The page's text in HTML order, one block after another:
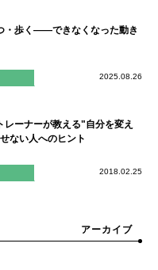
・歩く——できなくなった動き
2025.08.26
レーナーが教える"自分を変え
ない人へのヒント
2018.02.25
アーカイブ